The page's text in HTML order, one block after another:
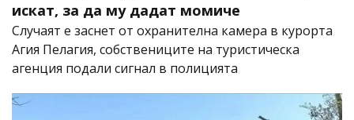
искат, за да му дадат момиче
Случаят е заснет от охранителна камера в курорта
Агия Пелагия, собствениците на туристическа
агенция подали сигнал в полицията